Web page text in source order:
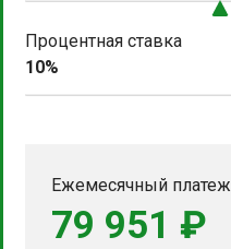
Процентная ставка
10%
Ежемесячный платеж
79 951 ₽